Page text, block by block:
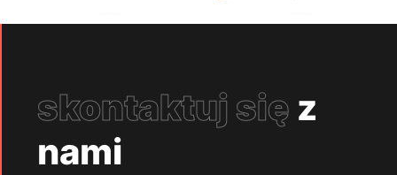
skontaktuj się z
nami